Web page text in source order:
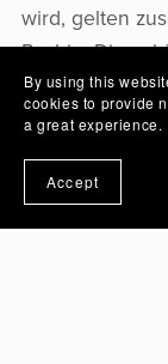
wird, gelten
Payhip. Diese
einsehen:
https://
By using this
cookies to provide
a great experience.
Accept